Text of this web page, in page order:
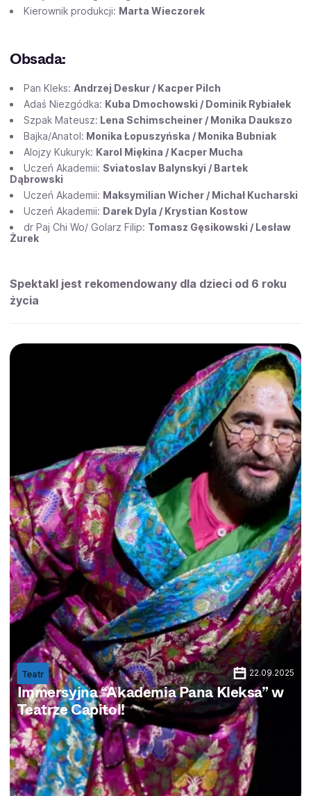
Kierownik produkcji: Marta Wieczorek
Obsada:
Pan Kleks: Andrzej Deskur / Kacper Pilch
Adaś Niezgódka: Kuba Dmochowski / Dominik Rybiałek
Szpak Mateusz: Lena Schimscheiner / Monika Daukszo
Bajka/Anatol: Monika Łopuszyńska / Monika Bubniak
Alojzy Kukuryk: Karol Miękina / Kacper Mucha
Uczeń Akademii: Sviatoslav Balynskyi / Bartek
Dąbrowski
Uczeń Akademii: Maksymilian Wicher / Michał Kucharski
Uczeń Akademii: Darek Dyla / Krystian Kostow
dr Paj Chi Wo/ Golarz Filip: Tomasz Gęsikowski / Lesław
Żurek
Spektakl jest rekomendowany dla dzieci od 6 roku
życia
22.09.2025
Teatr
Immersyjna “Akademia Pana Kleksa” w
Teatrze Capitol!